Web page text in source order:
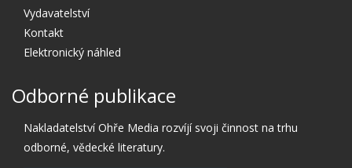
Vydavatelství
Kontakt
Elektronický náhled
Odborné publikace
Nakladatelství Ohře Media rozvíjí svoji činnost na trhu
odborné, vědecké literatury.